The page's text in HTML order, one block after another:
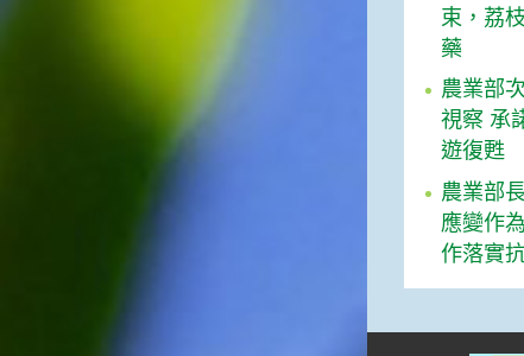
束，荔
藥
農業部
視察 承
遊復甦
農業部
應變作
作落實